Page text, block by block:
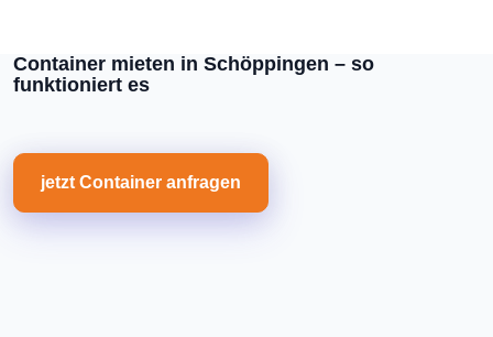
Container mieten in Schöppingen – so
funktioniert es
jetzt Container anfragen